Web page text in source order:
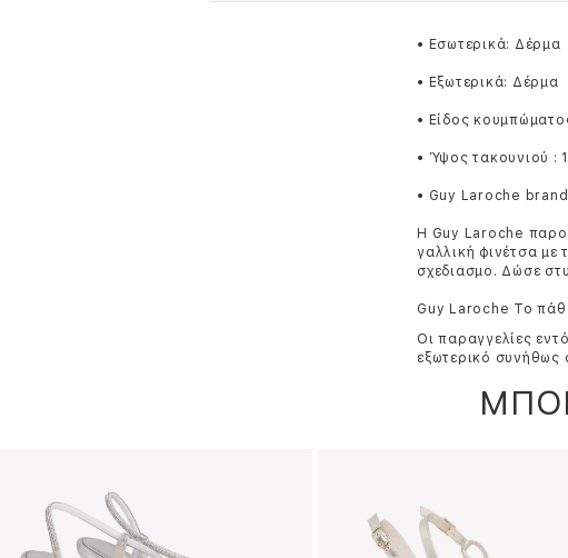
• Εσωτερικά: Δέρμα
• Εξωτερικά: Δέρμα
• Είδος
• Ύψος τακουνιού :
• Guy Laroche
Η Guy Laroche
γαλλική φινέτσα με
σχεδιασμo. Δώσε
Guy Laroche Το
Οι παραγγελίες
εξωτερικό συνήθως